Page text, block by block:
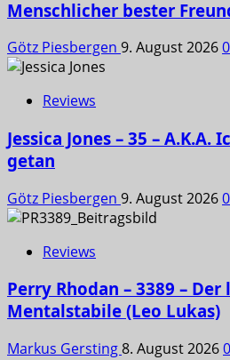
Menschlicher bester
Götz Piesbergen 9. August 20260
Reviews
Jessica Jones – 35 – A.K.A.
getan
Götz Piesbergen 9. August 20260
Reviews
Perry Rhodan – 3389 – Der
Mentalstabile (Leo Lukas)
Markus Gersting8. August 20260